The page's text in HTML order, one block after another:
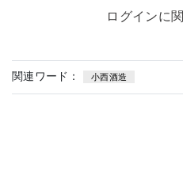
ログインに
関連ワード： 小西酒造